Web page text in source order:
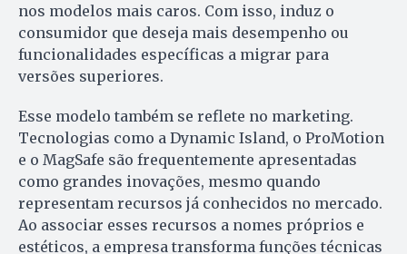
nos modelos mais caros. Com isso, induz o
consumidor que deseja mais desempenho ou
funcionalidades específicas a migrar para
versões superiores.
Esse modelo também se reflete no marketing.
Tecnologias como a Dynamic Island, o ProMotion
e o MagSafe são frequentemente apresentadas
como grandes inovações, mesmo quando
representam recursos já conhecidos no mercado.
Ao associar esses recursos a nomes próprios e
estéticos, a empresa transforma funções técnicas